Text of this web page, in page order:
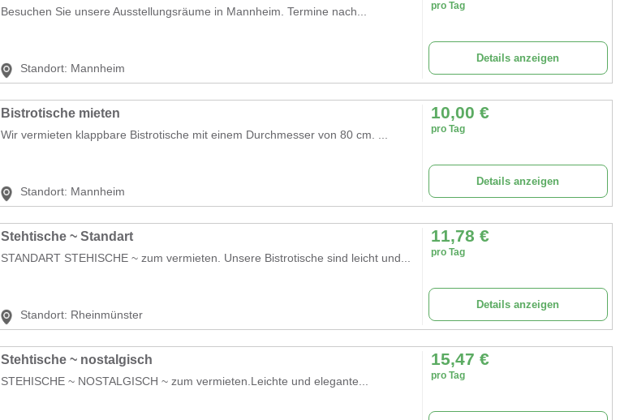
Besuchen Sie unsere Ausstellungsräume in Mannheim. Termine nach...
Standort: Mannheim
pro Tag
Details anzeigen
Bistrotische mieten
Wir vermieten klappbare Bistrotische mit einem Durchmesser von 80 cm. ...
Standort: Mannheim
10,00 €
pro Tag
Details anzeigen
Stehtische ~ Standart
STANDART STEHISCHE ~ zum vermieten. Unsere Bistrotische sind leicht und...
Standort: Rheinmünster
11,78 €
pro Tag
Details anzeigen
Stehtische ~ nostalgisch
STEHISCHE ~ NOSTALGISCH ~ zum vermieten.Leichte und elegante...
15,47 €
pro Tag